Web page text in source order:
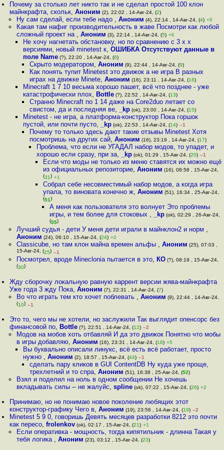
Почему за столько лет никто так и не сделал простой 100 клон
майнкрафта, скольк,Аноним (2), 22:02 , 14-Авг-24, (2)
Ну сам сделай, если тебе надо , Аноним (4), 22:14 , 14-Авг-24, (4) +5
Какая там нафиг производительность в жаве Посмотри как любой
сложный проект на , Аноним (3), 22:14 , 14-Авг-24, (5) +6
Не хочу нагнетать обстановку, но по сравнению с 3 x x
версиями, новый minetest к, ОШИБКА Отсутствуют данные в
поле Name(?), 22:20 , 14-Авг-24, (6)
Скрыто модератором,Аноним (9), 22:44 , 14-Авг-24, (9)
Как понять тупит Minetest это движок а не игра В разных
играх на движке Minete,Аноним (16), 23:11 , 14-Авг-24, (16)
Minecraft 1 7 10 весьма хорошо пашет, всё что позднее - уже
катастрофически плох, Bottle(?), 22:52 , 14-Авг-24, (13)
Странно Minecraft по 1 14 даже на Core2duo летает со
свистом, да и последняя ве, _kp (ok), 23:00 , 14-Авг-24, (15)
Minetest - не игра, а платформа-конструктор Пока горшок
пустой, или почти пусто, _kp(ok), 22:53 , 14-Авг-24, (14) –1
Почему то только здесь дают такие отзывы Minetest Хотя
посмотришь на других сай,Аноним (16), 23:19 , 14-Авг-24, (17)
Проблема, что если не УГАДАЛ набор модов, то упадет, и
хорошо если сразу, при за, _kp(ok), 01:29 , 15-Авг-24, (20) –1
Если что моды не только из меню ставятся их можно ещё
из официальных репозиторие, Аноним (16), 08:58 , 15-Авг-24,
(31) +1
Собрал себе несовместимый набор модов, а когда игра
упала, то виновата конечно ж, Аноним (51), 16:34 , 25-Авг-24,
(51)
А меня как пользователя это волнует Это проблемы
игры, и тем более для стоковых , _kp (ok), 02:29 , 26-Авг-24,
(55)
Лучший судья - дети У меня дети играли в майнклон2 и норм ,
Аноним (24), 06:10 , 15-Авг-24, (24) +2
Classicube, но там клон майна времен альфы , Аноним (25), 07:03 ,
15-Авг-24, (25) –1
Посмотрел, вроде Mineclonia пытается в это, КО(?), 08:19 , 15-Авг-24,
(30)
Жду сборочку локальную равную каррент версии жява-майнкрафта
Уже года 3 жду Пока,Аноним (7), 22:31 , 14-Авг-24, (7)
Во что играть тем кто хочет поблевать , Аноним (9), 22:44 , 14-Авг-24,
(10) –1
Это то, чего мы не хотели, но заслужили Так выглядит опенсорс без
финансовой по, Bottle (?), 22:51 , 14-Авг-24, (12) –2
Модов на мобов хоть отбавляй И да это движок Понятно что мобы
в игры добавляю, Аноним (16), 23:31 , 14-Авг-24, (18) +5
Вы буквально описали линукс, всё есть всё работает, просто
нужно , Аноним (2), 18:57 , 15-Авг-24, (44) –1
сделать пару кликов в GUI ContentDB Ну куда уже проще,
трехлетний и то спра,Аноним (51), 16:38 , 25-Авг-24, (52)
Взял и поделил на ноль в одном сообщении Не хочешь
вкладывать силы -- не жалуйс, spline(ok), 07:22 , 15-Авг-24, (26) +2
Принимаю, но не понимаю новое поколение любящих этот
конструктор-графику Чего в,Аноним (19), 23:56 , 14-Авг-24, (19) –2
Minetest 5 9 0, говоришь Девять месяцев разработки 8212 это почти
как пересо,frolenkov (ok), 02:17 , 15-Авг-24, (21) +1
Если оперативка - мощность, тогда кипятильник - длинна Такая у
тебя логика , Аноним (23), 03:12 , 15-Авг-24, (23)